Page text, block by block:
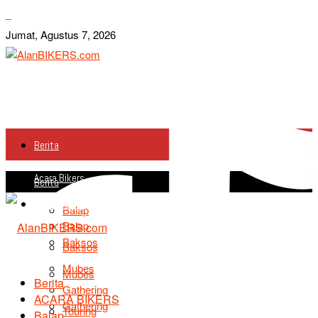
Jumat, Agustus 7, 2026
Berita
Acara Bikers
Balap
Baksos
Mubes
Gathering
Berita
Acara Bikers
Balap
Baksos
Mubes
Gathering
Touring
Berita
ACARA BIKERS